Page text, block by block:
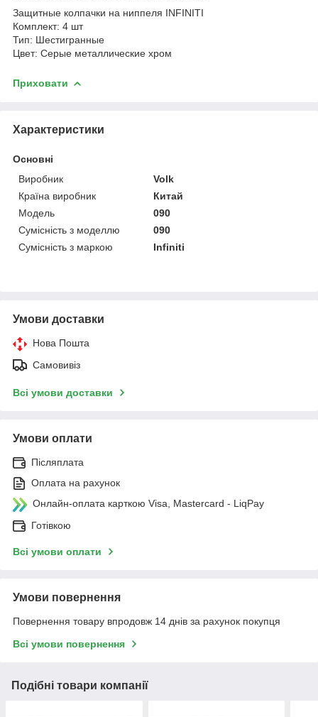
Защитные колпачки на ниппеля INFINITI
Комплект: 4 шт
Тип: Шестигранные
Цвет: Серые металлические хром
Приховати
Характеристики
Основні
Виробник
Volk
Країна виробник
Китай
Модель
090
Сумісність з моделлю
090
Сумісність з маркою
Infiniti
Умови доставки
Нова Пошта
Самовивіз
Всі умови доставки
Умови оплати
Післяплата
Оплата на рахунок
Онлайн-оплата карткою Visa, Mastercard - LiqPay
Готівкою
Всі умови оплати
Умови повернення
Повернення товару впродовж 14 днів за рахунок покупця
Всі умови повернення
Подібні товари компанії